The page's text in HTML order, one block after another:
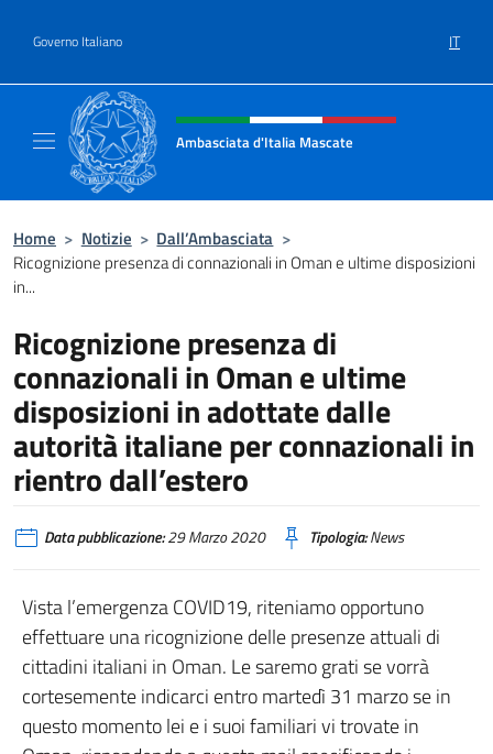
Governo Italiano IT
Intestazione sito, social e menù
Ambasciata d'Italia Mascate
Home > Notizie > Dall’Ambasciata >
Ricognizione presenza di connazionali in Oman e ultime disposizioni
in...
Ricognizione presenza di
connazionali in Oman e ultime
disposizioni in adottate dalle
autorità italiane per connazionali in
rientro dall’estero
Data pubblicazione:29 Marzo 2020 Tipologia:News
Vista l’emergenza COVID19, riteniamo opportuno
effettuare una ricognizione delle presenze attuali di
cittadini italiani in Oman. Le saremo grati se vorrà
cortesemente indicarci entro martedì 31 marzo se in
questo momento lei e i suoi familiari vi trovate in